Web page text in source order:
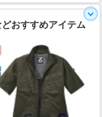
おすすめアイテム